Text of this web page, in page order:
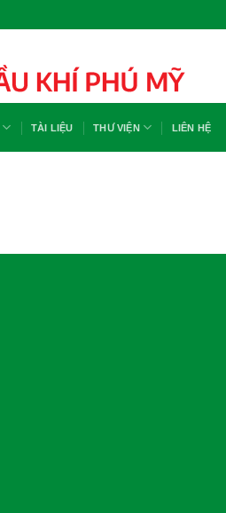
TÀI LIỆU THƯ VIỆN LIÊN HỆ